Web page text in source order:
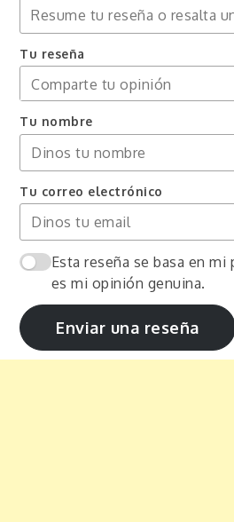
Tu reseña
Tu nombre
Tu correo electrónico
Esta reseña se basa en mi
es mi opinión genuina.
Enviar una reseña